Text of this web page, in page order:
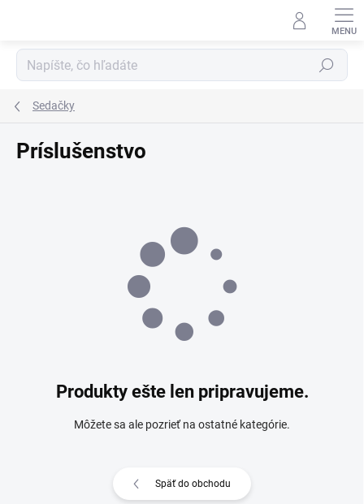
Hľadať
Sedačky
Príslušenstvo
Produkty ešte len pripravujeme.
Môžete sa ale pozrieť na ostatné kategórie.
Späť do obchodu